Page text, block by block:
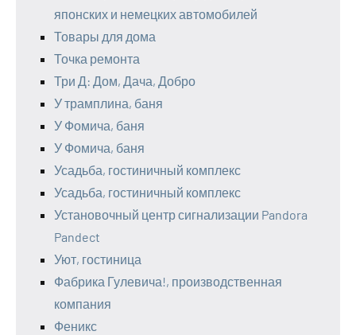
японских и немецких автомобилей
Товары для дома
Точка ремонта
Три Д: Дом, Дача, Добро
У трамплина, баня
У Фомича, баня
У Фомича, баня
Усадьба, гостиничный комплекс
Усадьба, гостиничный комплекс
Установочный центр сигнализации Pandora
Pandect
Уют, гостиница
Фабрика Гулевича!, производственная
компания
Феникс